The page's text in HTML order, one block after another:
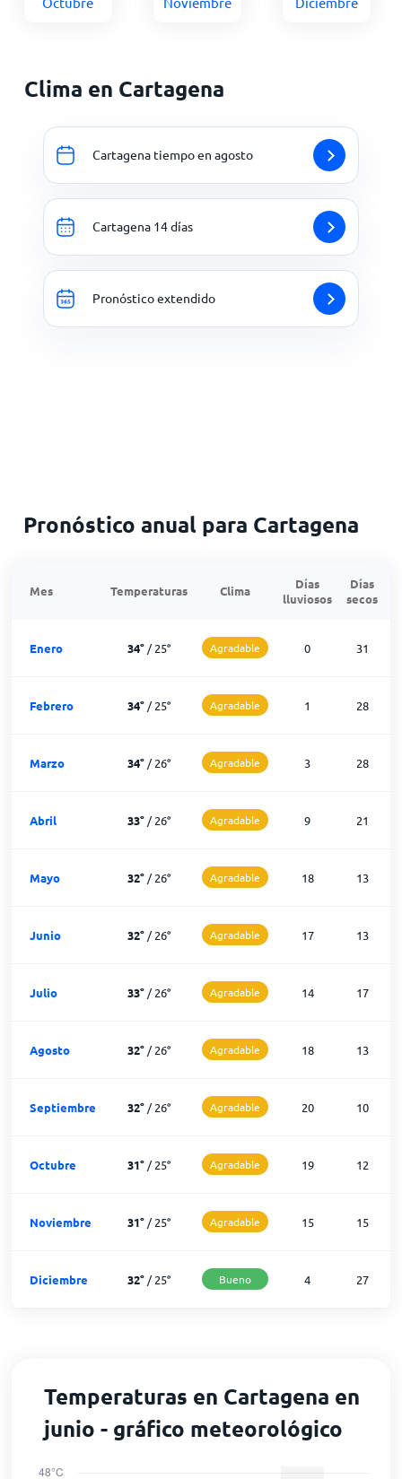
Clima en Cartagena
Cartagena tiempo en agosto
Cartagena 14 días
Pronóstico extendido
Pronóstico anual para Cartagena
Mes Temperaturas Clima
Días
lluviosos
Días
secos
Enero 34° /25° Agradable 0 31
Febrero 34° /25° Agradable 1 28
Marzo 34° /26° Agradable 3 28
Abril 33° /26° Agradable 9 21
Mayo 32° /26° Agradable 18 13
Junio 32° /26° Agradable 17 13
Julio 33° /26° Agradable 14 17
Agosto 32° /26° Agradable 18 13
Septiembre 32° /26° Agradable 20 10
Octubre 31° /25° Agradable 19 12
Noviembre 31° /25° Agradable 15 15
Diciembre 32° /25° Bueno 4 27
Temperaturas en Cartagena en
junio - gráfico meteorológico